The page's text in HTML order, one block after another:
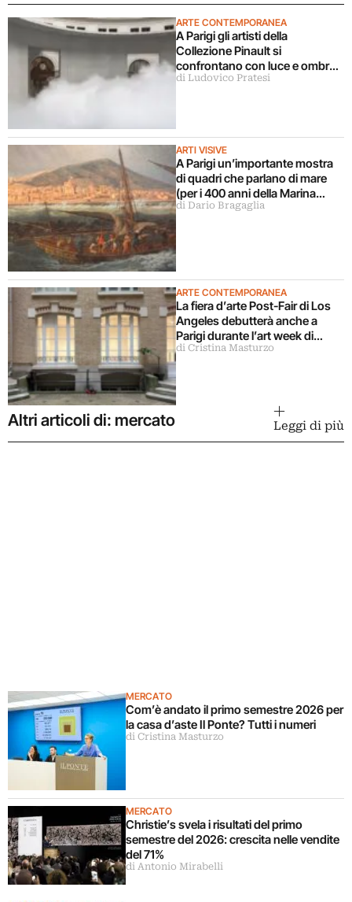
ARTE CONTEMPORANEA
A Parigi gli artisti della
Collezione Pinault si
confrontano con luce e ombra
in una grande mostra
di Ludovico Pratesi
ARTI VISIVE
A Parigi un’importante mostra
di quadri che parlano di mare
(per i 400 anni della Marina
Francese)
di Dario Bragaglia
ARTE CONTEMPORANEA
La fiera d’arte Post-Fair di Los
Angeles debutterà anche a
Parigi durante l’art week di
ottobre 2026
di Cristina Masturzo
Altri articoli di: mercato Leggi di più
MERCATO
Com’è andato il primo semestre 2026 per
la casa d’aste Il Ponte? Tutti i numeri
di Cristina Masturzo
MERCATO
Christie’s svela i risultati del primo
semestre del 2026: crescita nelle vendite
del 71%
di Antonio Mirabelli